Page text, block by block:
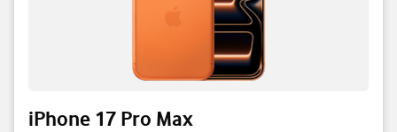
iPhone 17 Pro Max